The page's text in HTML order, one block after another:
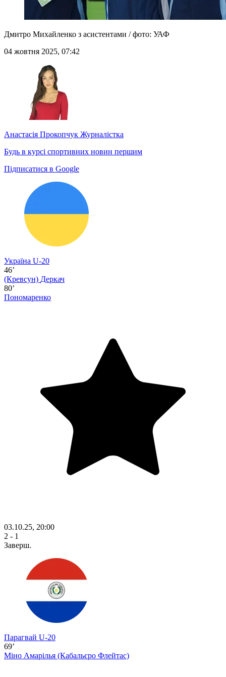
Дмитро Михайленко з асистентами / фото: УАФ
04 жовтня 2025, 07:42
Анастасія Прокопчук Журналістка
Будь в курсі спортивних новин першим
Підписатися в Google
Україна U-20
46’
(Кревсун) Деркач
80’
Пономаренко
03.10.25, 20:00
2 - 1
Заверш.
Парагвай U-20
69’
Міно Амарілья (Кабальєро Флейтас)